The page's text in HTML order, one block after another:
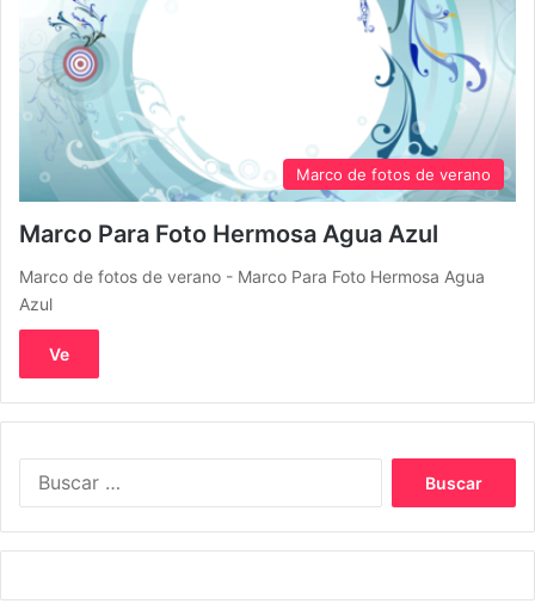
Marco de fotos de verano
Marco Para Foto Hermosa Agua Azul
Marco de fotos de verano - Marco Para Foto Hermosa Agua
Azul
Ve